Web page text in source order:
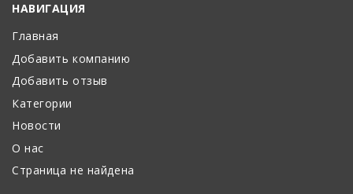
НАВИГАЦИЯ
Главная
Добавить компанию
Добавить отзыв
Категории
Новости
О нас
Страница не найдена